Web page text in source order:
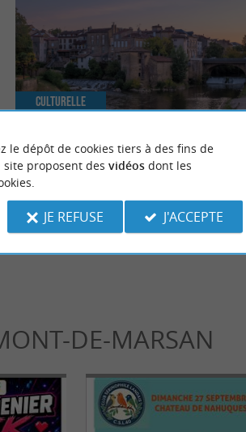
Mont-de-Marsan, les incontournables à ne pas
manquer !
Mont-de-Marsan
Culturelle
DE-MARSAN
le dépôt de cookies tiers à des fins de
proposent des vidéosdont les
JE REFUSE J'ACCEPTE